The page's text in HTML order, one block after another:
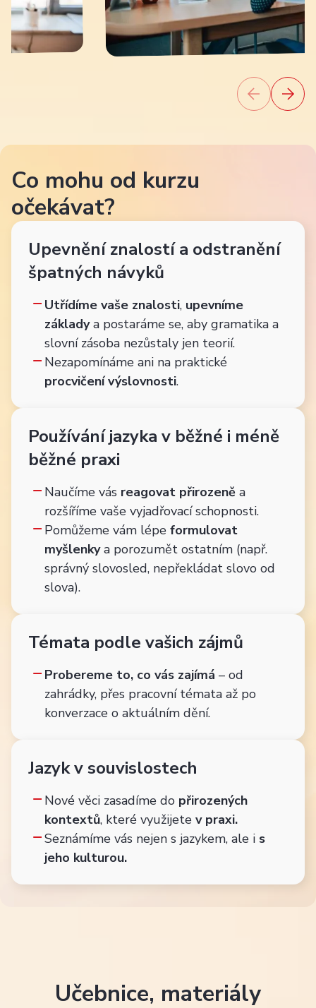
Co mohu od kurzu
očekávat?
Upevnění znalostí a odstranění
špatných návyků
Utřídíme vaše znalosti, upevníme
základya postaráme se, aby gramatika a
slovní zásoba nezůstaly jen teorií.
Nezapomínáme ani na praktické
procvičení výslovnosti.
Používání jazyka v běžné i méně
běžné praxi
Naučíme vás reagovat přirozeněa
rozšíříme vaše vyjadřovací schopnosti.
Pomůžeme vám lépe formulovat
myšlenkya porozumět ostatním (např.
správný slovosled, nepřekládat slovo od
slova).
Témata podle vašich zájmů
Probereme to, co vás zajímá – od
zahrádky, přes pracovní témata až po
konverzace o aktuálním dění.
Jazyk v souvislostech
Nové věci zasadíme do přirozených
kontextů, které využijete v praxi.
Seznámíme vás nejen s jazykem, ale i s
jeho kulturou.
Učebnice, materiály